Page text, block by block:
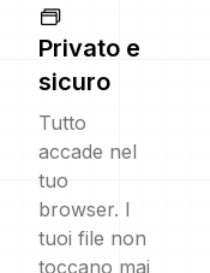
Privato e
sicuro
Tutto
accade nel
tuo
browser. I
tuoi file non
toccano mai